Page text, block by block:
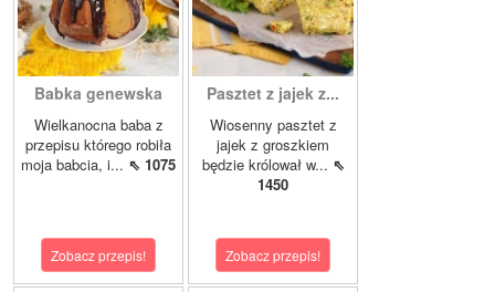
Babka genewska
Wielkanocna baba z
przepisu którego robiła
moja babcia, i... ⇖ 1075
Zobacz przepis!
Pasztet z jajek z...
Wiosenny pasztet z
jajek z groszkiem
będzie królował w... ⇖
1450
Zobacz przepis!